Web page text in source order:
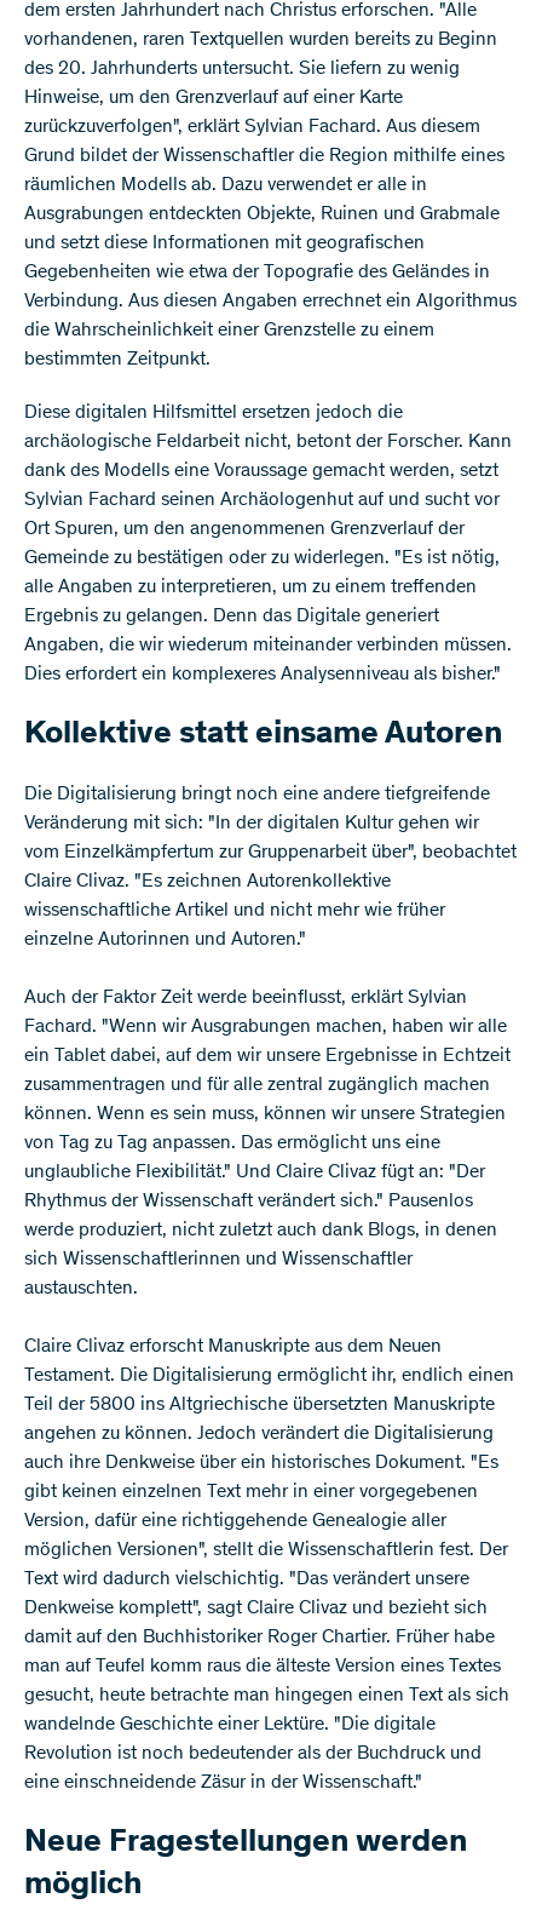
dem ersten Jahrhundert nach Christus erforschen. "Alle
vorhandenen, raren Textquellen wurden bereits zu Beginn
des 20. Jahrhunderts untersucht. Sie liefern zu wenig
Hinweise, um den Grenzverlauf auf einer Karte
zurückzuverfolgen", erklärt Sylvian Fachard. Aus diesem
Grund bildet der Wissenschaftler die Region mithilfe eines
räumlichen Modells ab. Dazu verwendet er alle in
Ausgrabungen entdeckten Objekte, Ruinen und Grabmale
und setzt diese Informationen mit geografischen
Gegebenheiten wie etwa der Topografie des Geländes in
Verbindung. Aus diesen Angaben errechnet ein Algorithmus
die Wahrscheinlichkeit einer Grenzstelle zu einem
bestimmten Zeitpunkt.
Diese digitalen Hilfsmittel ersetzen jedoch die
archäologische Feldarbeit nicht, betont der Forscher. Kann
dank des Modells eine Voraussage gemacht werden, setzt
Sylvian Fachard seinen Archäologenhut auf und sucht vor
Ort Spuren, um den angenommenen Grenzverlauf der
Gemeinde zu bestätigen oder zu widerlegen. "Es ist nötig,
alle Angaben zu interpretieren, um zu einem treffenden
Ergebnis zu gelangen. Denn das Digitale generiert
Angaben, die wir wiederum miteinander verbinden müssen.
Dies erfordert ein komplexeres Analysenniveau als bisher."
Kollektive statt einsame Autoren
Die Digitalisierung bringt noch eine andere tiefgreifende
Veränderung mit sich: "In der digitalen Kultur gehen wir
vom Einzelkämpfertum zur Gruppenarbeit über", beobachtet
Claire Clivaz. "Es zeichnen Autorenkollektive
wissenschaftliche Artikel und nicht mehr wie früher
einzelne Autorinnen und Autoren."
Auch der Faktor Zeit werde beeinflusst, erklärt Sylvian
Fachard. "Wenn wir Ausgrabungen machen, haben wir alle
ein Tablet dabei, auf dem wir unsere Ergebnisse in Echtzeit
zusammentragen und für alle zentral zugänglich machen
können. Wenn es sein muss, können wir unsere Strategien
von Tag zu Tag anpassen. Das ermöglicht uns eine
unglaubliche Flexibilität." Und Claire Clivaz fügt an: "Der
Rhythmus der Wissenschaft verändert sich." Pausenlos
werde produziert, nicht zuletzt auch dank Blogs, in denen
sich Wissenschaftlerinnen und Wissenschaftler
austauschten.
Claire Clivaz erforscht Manuskripte aus dem Neuen
Testament. Die Digitalisierung ermöglicht ihr, endlich einen
Teil der 5800 ins Altgriechische übersetzten Manuskripte
angehen zu können. Jedoch verändert die Digitalisierung
auch ihre Denkweise über ein historisches Dokument. "Es
gibt keinen einzelnen Text mehr in einer vorgegebenen
Version, dafür eine richtiggehende Genealogie aller
möglichen Versionen", stellt die Wissenschaftlerin fest. Der
Text wird dadurch vielschichtig. "Das verändert unsere
Denkweise komplett", sagt Claire Clivaz und bezieht sich
damit auf den Buchhistoriker Roger Chartier. Früher habe
man auf Teufel komm raus die älteste Version eines Textes
gesucht, heute betrachte man hingegen einen Text als sich
wandelnde Geschichte einer Lektüre. "Die digitale
Revolution ist noch bedeutender als der Buchdruck und
eine einschneidende Zäsur in der Wissenschaft."
Neue Fragestellungen werden
möglich